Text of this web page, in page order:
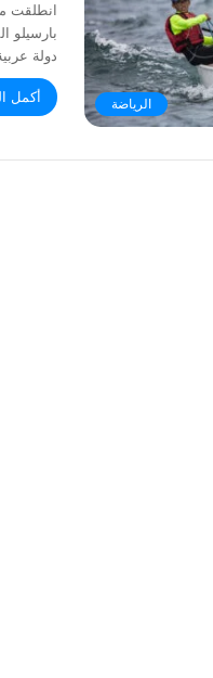
الرياضة
دولة
أكمل